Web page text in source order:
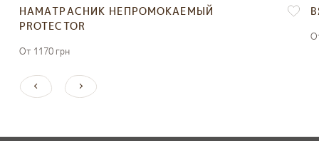
НАМАТРАСНИК НЕПРОМОКАЕМЫЙ
PROTECTOR
От 1170 грн